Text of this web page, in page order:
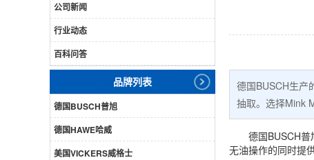
公司新闻
行业动态
百科问答
品牌列表
德国BUSCH普旭
德国HAWE哈威
美国VICKERS威格士
德国BUSCH生产
抽取。选择Mink
德国BUSCH
无油操作的同时提